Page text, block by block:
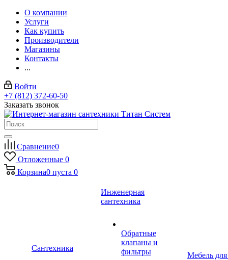
О компании
Услуги
Как купить
Производители
Магазины
Контакты
...
Войти
+7 (812) 372-60-50
Заказать звонок
Сравнение0
Отложенные 0
Корзина0 пуста 0
Сантехника
Инженерная
сантехника
Обратные
клапаны и
фильтры
Мебель